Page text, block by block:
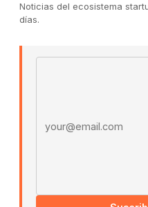
Publicidad
Noticias del ecosistema
días.